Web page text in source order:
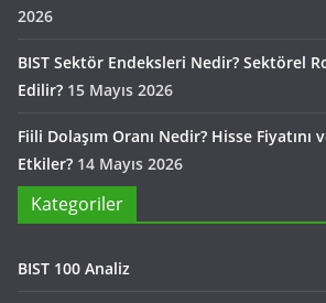
2026
BIST Sektör Endeksleri Nedir? Sektörel
Edilir? 15 Mayıs 2026
Fiili Dolaşım Oranı Nedir? Hisse Fiyatını
Etkiler? 14 Mayıs 2026
Kategoriler
BIST 100 Analiz